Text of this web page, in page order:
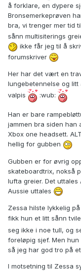
å forklare, en dypere
Bronsemerkeprøven
bra, vi trenger mer tid
sånn multisiterings
ikke får jeg til å
forumskriver
Her har det vært en
lungebetennelse og
valpis
:wub:
Han er bare
jammen bra siden han
Xbox one headsett.
hellig for gubben
Gubben er for øvrig
skateboardtrix, nokså
lufta greier. Det uttales
Aussie uttales
Zessa hilste lykkelig
fikk hun et litt sånn
seg ikke i noe tull, og
foreløpig sjef. Men
så jeg har god tro på
I motsetning til Zessa